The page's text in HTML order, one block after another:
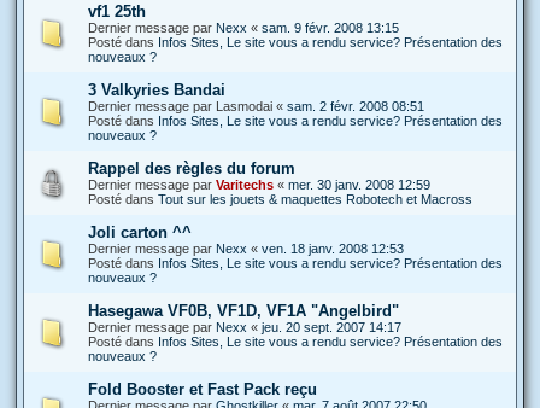
vf1 25th
Dernier message par Nexx « sam. 9 févr. 2008 13:15
Posté dans Infos Sites, Le site vous a rendu service? Présentation des
nouveaux ?
3 Valkyries Bandai
Dernier message par Lasmodai « sam. 2 févr. 2008 08:51
Posté dans Infos Sites, Le site vous a rendu service? Présentation des
nouveaux ?
Rappel des règles du forum
Dernier message par Varitechs « mer. 30 janv. 2008 12:59
Posté dans Tout sur les jouets & maquettes Robotech et Macross
Joli carton ^^
Dernier message par Nexx « ven. 18 janv. 2008 12:53
Posté dans Infos Sites, Le site vous a rendu service? Présentation des
nouveaux ?
Hasegawa VF0B, VF1D, VF1A "Angelbird"
Dernier message par Nexx « jeu. 20 sept. 2007 14:17
Posté dans Infos Sites, Le site vous a rendu service? Présentation des
nouveaux ?
Fold Booster et Fast Pack reçu
Dernier message par Ghostkiller « mar. 7 août 2007 22:50